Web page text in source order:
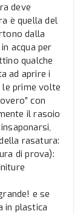
deve
è quella del
dalla
acqua per
qualche
ad aprire i
le prime volte
con
il rasoio
rasatura:
di prova):
e se
in plastica